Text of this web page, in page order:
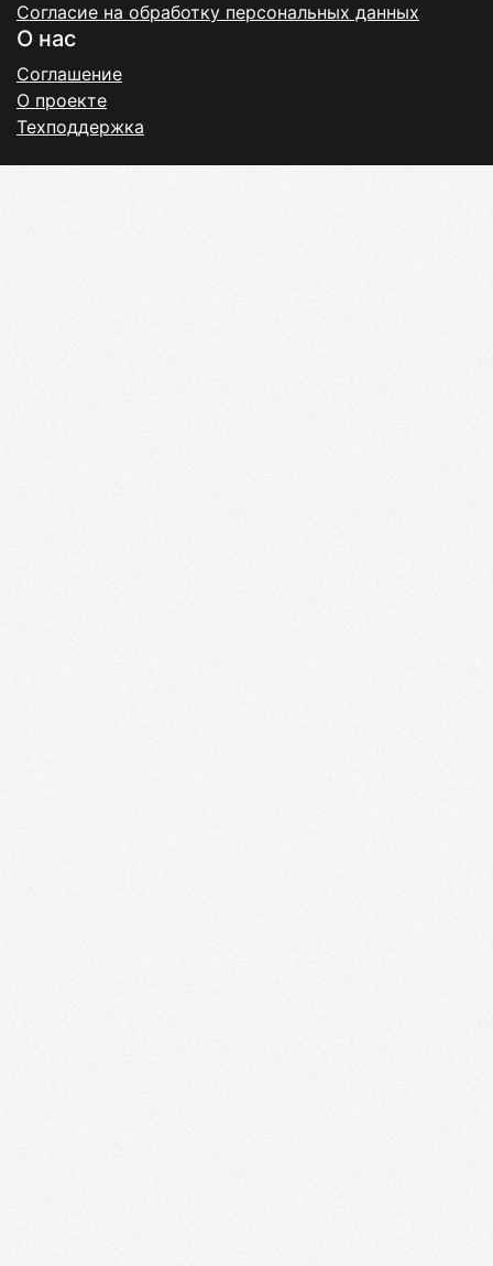
Согласие на обработку персональных данных
О нас
Соглашение
О проекте
Техподдержка